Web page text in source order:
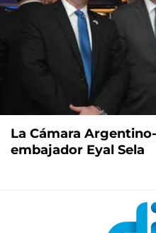
La Cámara
embajador Eyal Sela